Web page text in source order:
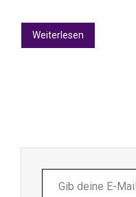
Weiterlesen
deine